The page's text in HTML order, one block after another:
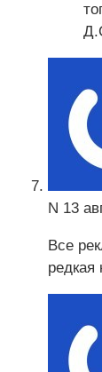
N 13
Все
редкая